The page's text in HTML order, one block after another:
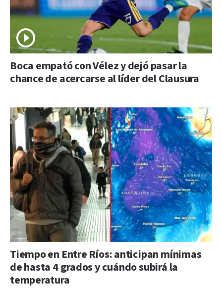
Boca empató con Vélez y dejó pasar la
chance de acercarse al líder del Clausura
Tiempo en Entre Ríos: anticipan mínimas
de hasta 4 grados y cuándo subirá la
temperatura